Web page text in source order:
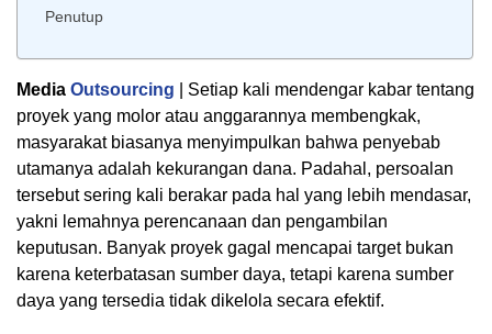
Penutup
Media Outsourcing | Setiap kali mendengar kabar tentang
proyek yang molor atau anggarannya membengkak,
masyarakat biasanya menyimpulkan bahwa penyebab
utamanya adalah kekurangan dana. Padahal, persoalan
tersebut sering kali berakar pada hal yang lebih mendasar,
yakni lemahnya perencanaan dan pengambilan
keputusan. Banyak proyek gagal mencapai target bukan
karena keterbatasan sumber daya, tetapi karena sumber
daya yang tersedia tidak dikelola secara efektif.